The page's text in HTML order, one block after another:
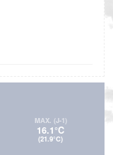
MAX. (J-1)
16.1°C
(21.9°C)